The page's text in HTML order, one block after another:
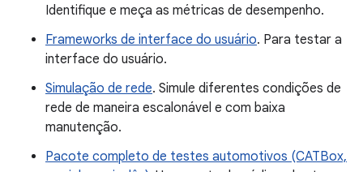
Identifique e meça as métricas de desempenho.
Frameworks de interface do usuário. Para testar a
interface do usuário.
Simulação de rede. Simule diferentes condições de
rede de maneira escalonável e com baixa
manutenção.
Pacote completo de testes automotivos (CATBox,